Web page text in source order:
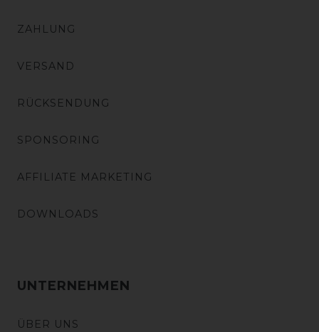
ZAHLUNG
VERSAND
RÜCKSENDUNG
SPONSORING
AFFILIATE MARKETING
DOWNLOADS
UNTERNEHMEN
ÜBER UNS